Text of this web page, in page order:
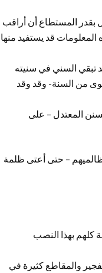
بقدر المستطاع أن أراقب
قد يستفيد منها
تبقي السني في سنيته
من السنة- وقد وقد
المعتدل – على
– حتى أعتى ظلمة
كلهم بهذا النصب
والمقاطع كثيرة في